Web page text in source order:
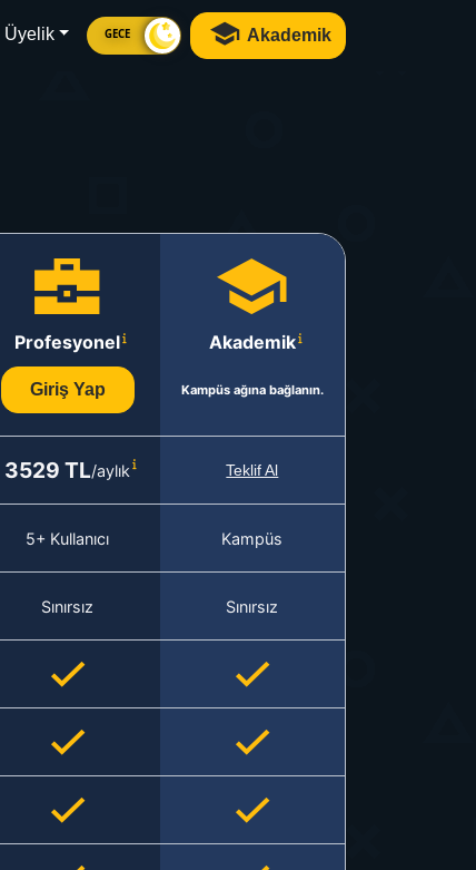
Üyelik GECE Akademik
Profesyonel
Giriş Yap
Akademik
Kampüs ağına bağlanın.
3529 TL/aylık Teklif Al
5+ Kullanıcı Kampüs
Sınırsız Sınırsız